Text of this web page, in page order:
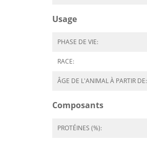
Usage
PHASE DE VIE:
RACE:
ÂGE DE L'ANIMAL À PARTIR DE:
Composants
PROTÉINES (%):